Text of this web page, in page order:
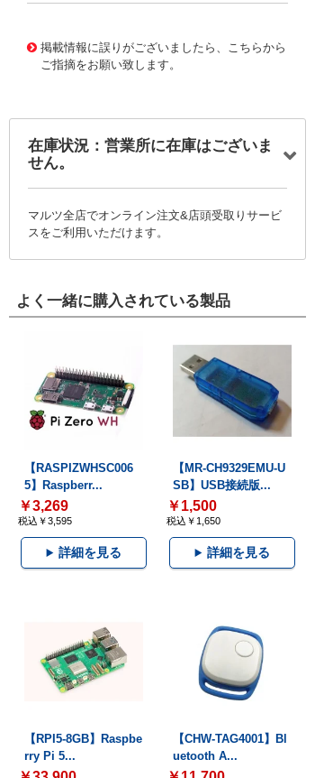
掲載情報に誤りがございましたら、こちらから
ご指摘をお願い致します。
在庫状況：営業所に在庫はございま
せん。
マルツ全店でオンライン注文&店頭受取りサービ
スをご利用いただけます。
よく一緒に購入されている製品
【RASPIZWHSC006
5】Raspberr...
￥3,269
税込￥3,595
詳細を見る
【MR-CH9329EMU-U
SB】USB接続版...
￥1,500
税込￥1,650
詳細を見る
【RPI5-8GB】Raspbe
rry Pi 5...
【CHW-TAG4001】Bl
uetooth A...